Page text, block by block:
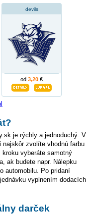
devils
od 3,20 €
je rýchly a jednoduchý. V
zvolíte vhodnú farbu
vyberáte samotný
ak budete napr. Nálepku
automobilu. Po pridaní
vyplnením dodacích
darček